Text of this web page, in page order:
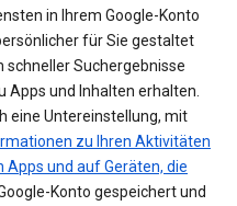
in Ihrem Google-Konto
für Sie gestaltet
Suchergebnisse
und Inhalten erhalten.
eine Untereinstellung, mit
zu Ihren Aktivitäten
Apps und auf Geräten, die
Konto gespeichert und